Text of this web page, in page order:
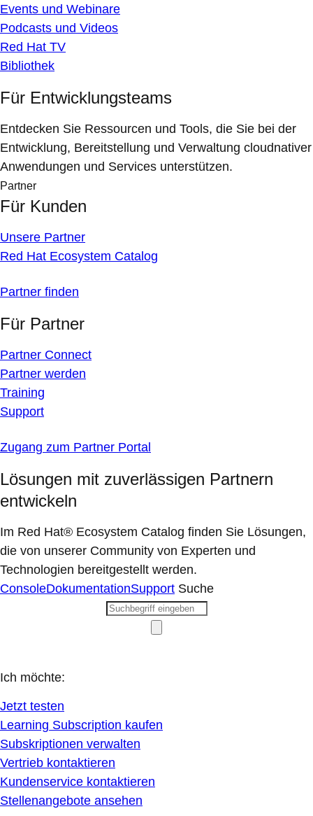
Events und Webinare
Podcasts und Videos
Red Hat TV
Bibliothek
Für Entwicklungsteams
Entdecken Sie Ressourcen und Tools, die Sie bei der
Entwicklung, Bereitstellung und Verwaltung cloudnativer
Anwendungen und Services unterstützen.
Partner
Für Kunden
Unsere Partner
Red Hat Ecosystem Catalog
Partner finden
Für Partner
Partner Connect
Partner werden
Training
Support
Zugang zum Partner Portal
Lösungen mit zuverlässigen Partnern
entwickeln
Im Red Hat® Ecosystem Catalog finden Sie Lösungen,
die von unserer Community von Experten und
Technologien bereitgestellt werden.
ConsoleDokumentationSupport Suche
Ich möchte:
Jetzt testen
Learning Subscription kaufen
Subskriptionen verwalten
Vertrieb kontaktieren
Kundenservice kontaktieren
Stellenangebote ansehen